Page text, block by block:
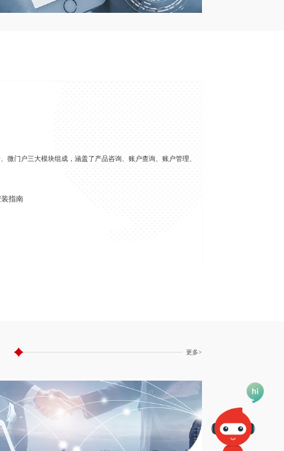
微门户三大模块组成，涵盖了产品咨询、账户查询、账户管理、
指南
更多>